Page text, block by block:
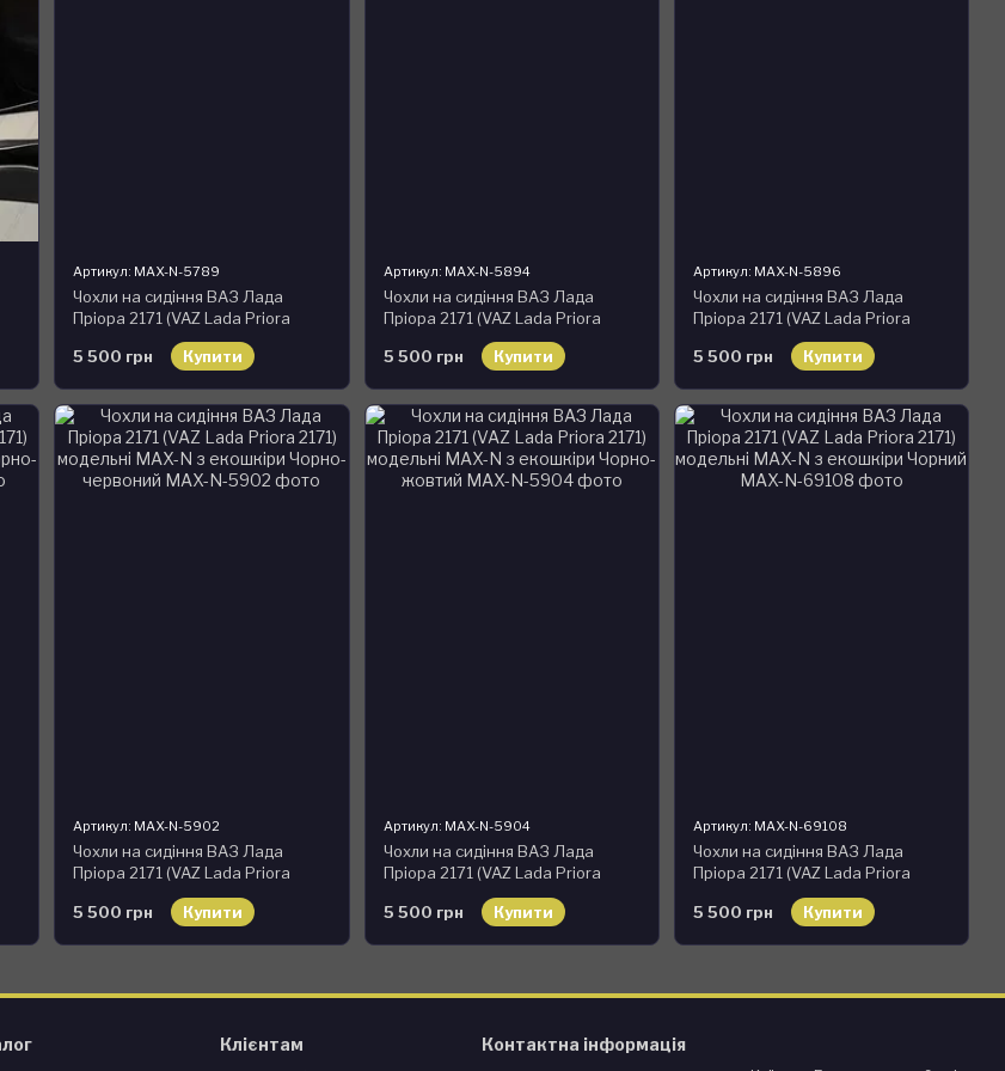
Артикул: MAX-N-5789
Чохли на сидіння ВАЗ Лада
Пріора 2171 (VAZ Lada Priora
2171) модельні MAX-N з екошкіри
Чорно-коричневий
5 500 грн Купити
Артикул: MAX-N-5894
Чохли на сидіння ВАЗ Лада
Пріора 2171 (VAZ Lada Priora
2171) модельні MAX-N з екошкіри
Чорно-сірий, графіт
5 500 грн Купити
Артикул: MAX-N-5896
Чохли на сидіння ВАЗ Лада
Пріора 2171 (VAZ Lada Priora
2171) модельні MAX-N з екошкіри
Чорно-бежевий
5 500 грн Купити
Артикул: MAX-N-5902
Чохли на сидіння ВАЗ Лада
Пріора 2171 (VAZ Lada Priora
2171) модельні MAX-N з екошкіри
Чорно-червоний
5 500 грн Купити
Артикул: MAX-N-5904
Чохли на сидіння ВАЗ Лада
Пріора 2171 (VAZ Lada Priora
2171) модельні MAX-N з екошкіри
Чорно-жовтий
5 500 грн Купити
Артикул: MAX-N-69108
Чохли на сидіння ВАЗ Лада
Пріора 2171 (VAZ Lada Priora
2171) модельні MAX-N з екошкіри
Чорний
5 500 грн Купити
Клієнтам Контактна інформація